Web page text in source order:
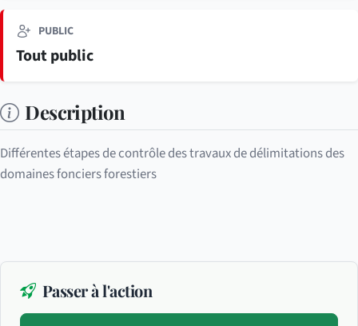
PUBLIC
Tout public
Description
Différentes étapes de contrôle des travaux de délimitations des
domaines fonciers forestiers
Passer à l'action